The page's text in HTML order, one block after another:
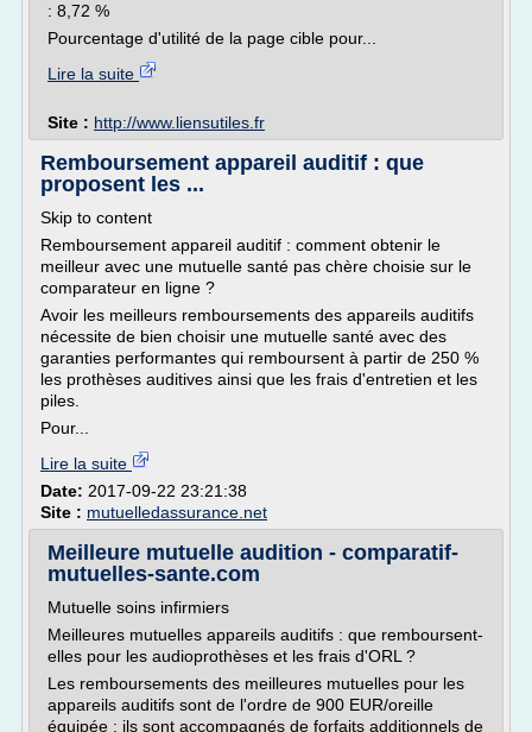
: 8,72 %
Pourcentage d'utilité de la page cible pour...
Lire la suite
Site : http://www.liensutiles.fr
Remboursement appareil auditif : que
proposent les ...
Skip to content
Remboursement appareil auditif : comment obtenir le
meilleur avec une mutuelle santé pas chère choisie sur le
comparateur en ligne ?
Avoir les meilleurs remboursements des appareils auditifs
nécessite de bien choisir une mutuelle santé avec des
garanties performantes qui remboursent à partir de 250 %
les prothèses auditives ainsi que les frais d'entretien et les
piles.
Pour...
Lire la suite
Date: 2017-09-22 23:21:38
Site : mutuelledassurance.net
Meilleure mutuelle audition - comparatif-
mutuelles-sante.com
Mutuelle soins infirmiers
Meilleures mutuelles appareils auditifs : que remboursent-
elles pour les audioprothèses et les frais d'ORL ?
Les remboursements des meilleures mutuelles pour les
appareils auditifs sont de l'ordre de 900 EUR/oreille
équipée ; ils sont accompagnés de forfaits additionnels de